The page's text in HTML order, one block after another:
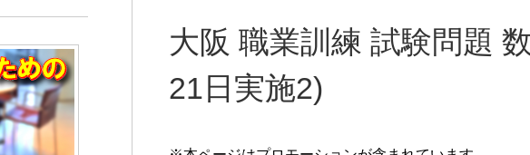
大阪 職業訓練 試験問題
21日実施2)